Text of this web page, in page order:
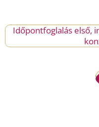
contentIdőpontfoglalás első,